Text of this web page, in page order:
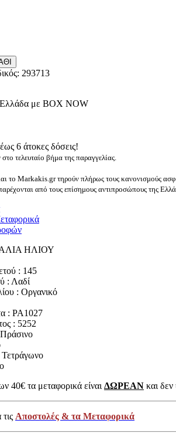
293713
με BOX NOW
6 άτοκες δόσεις!
τελευταίο βήμα της παραγγελίας.
Markakis.gr τηρούν πλήρως τους κανονισμούς
από τους επίσημους αντιπροσώπους της
ΗΛΙΟΥ
: 145
: Λαδί
: Οργανικό
: PA1027
: 5252
40€ τα μεταφορικά είναι ΔΩΡΕΑΝ και δεν
Αποστολές & τα Μεταφορικά